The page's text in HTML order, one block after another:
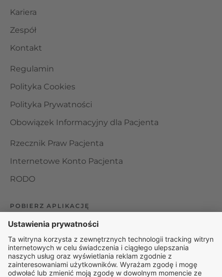
Kariera
Zespół
Kontakt
Regulamin
Polityka Cookies
Polityka Prywatności
Obowiązek Informacyjny dla Pacjenta
Rzecznik Praw Pacjenta
Internetowe Konto Pacjenta
RODO
POBIERZ APLIKACJĘ
Organizator udzielania świadczeń telemedycznych jest
podmiotem leczniczym w rozumieniu ustawy z dnia 15